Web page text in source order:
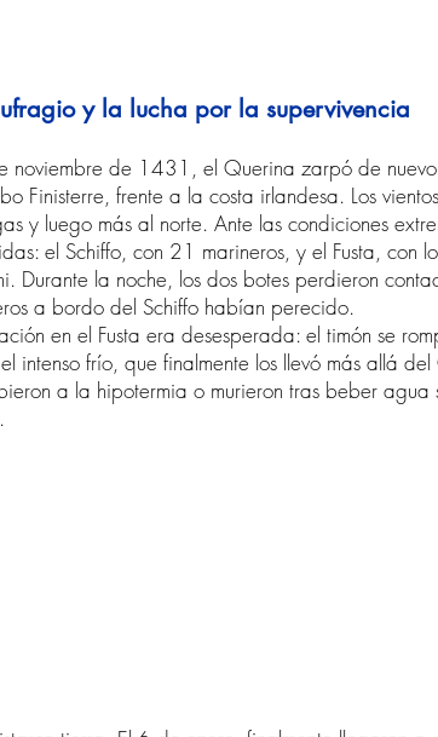
y la lucha por la supervivencia
noviembre de 1431, el Querina zarpó de
Finisterre, frente a la costa irlandesa. Los
y luego más al norte. Ante las condiciones
el Schiffo, con 21 marineros, y el Fusta, con
Durante la noche, los dos botes perdieron
a bordo del Schiffo habían perecido.
en el Fusta era desesperada: el timón se
intenso frío, que finalmente los llevó más allá
a la hipotermia o murieron tras beber